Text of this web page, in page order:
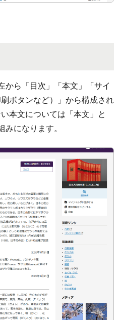
から「目次」「本文」「サイ
ボタンなど）」から構成され
本文については「本文」と
みになります。